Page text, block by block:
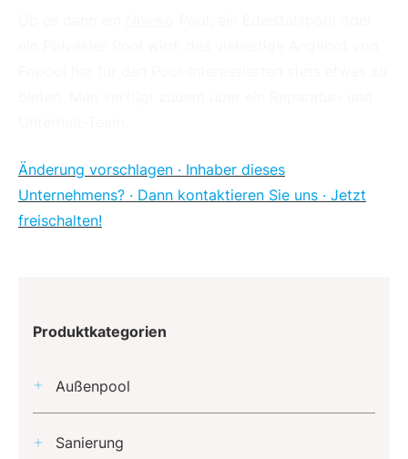
Änderung vorschlagen · Inhaber dieses
Unternehmens? · Dann kontaktieren Sie uns · Jetzt
freischalten!
Produktkategorien
Außenpool
Sanierung